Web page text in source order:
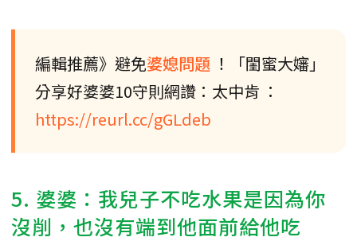
編輯推薦》避免婆媳問題 ！「閨蜜大嬸」
分享好婆婆10守則網讚：太中肯 ：
https://reurl.cc/gGLdeb
5. 婆婆：我兒子不吃水果是因為你
沒削，也沒有端到他面前給他吃